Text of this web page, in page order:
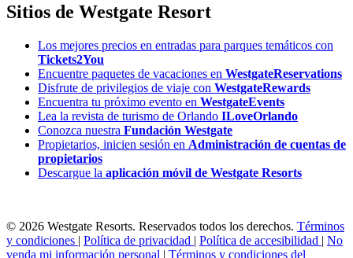
Sitios de Westgate Resort
Los mejores precios en entradas para parques temáticos con
Tickets2You
Encuentre paquetes de vacaciones en WestgateReservations
Disfrute de privilegios de viaje con WestgateRewards
Encuentra tu próximo evento en WestgateEvents
Lea la revista de turismo de Orlando ILoveOrlando
Conozca nuestra Fundación Westgate
Propietarios, inicien sesión en Administración de cuentas de
propietarios
Descargue la aplicación móvil de Westgate Resorts
© 2026 Westgate Resorts. Reservados todos los derechos. Términos
y condiciones | Política de privacidad | Política de accesibilidad | No
venda mi información personal | Términos y condiciones del